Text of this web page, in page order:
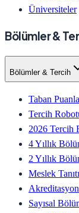
Üniversiteler
Bölümler &
Bölümler & Tercih
Taban
Tercih
2026 Tercih
4 Yıllık
2 Yıllık
Meslek
Akreditasyon
Sayısal